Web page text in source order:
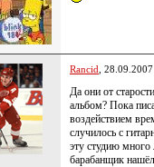
Rancid ,
Да они от
альбом? Пока
воздействием
случилось с
эту студию много
барабанщик